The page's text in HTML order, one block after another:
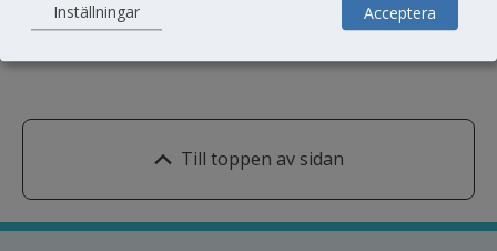
Till toppen av sidan
Inställningar Acceptera